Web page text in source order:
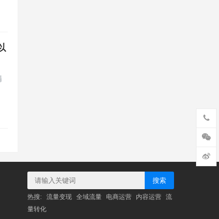
搜索
热搜: 流量变现 全域流量 电商运营 内容运营 流
量转化